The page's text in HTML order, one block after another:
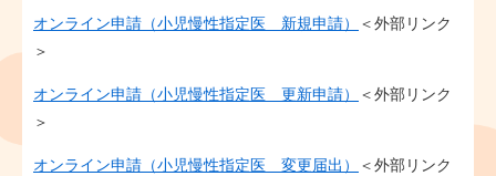
オンライン申請（小児慢性指定医＿新規申請）
＜外部リンク
＞
オンライン申請（小児慢性指定医＿更新申請）
＜外部リンク
＞
オンライン申請（小児慢性指定医＿変更届出）
＜外部リンク